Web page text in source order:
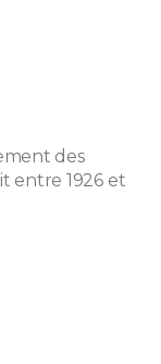
des
entre 1926 et